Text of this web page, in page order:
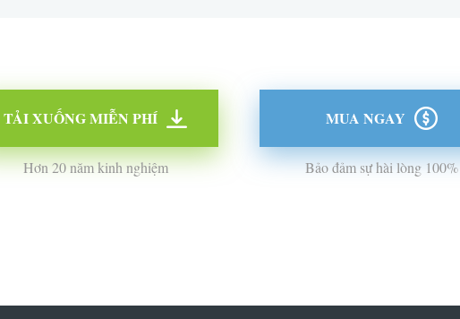
TẢI XUỐNG MIỄN PHÍ
Hơn 20 năm kinh nghiệm
MUA NGAY
Bảo đảm sự hài lòng 100%